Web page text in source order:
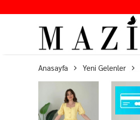
Anasayfa Yeni Gelenler